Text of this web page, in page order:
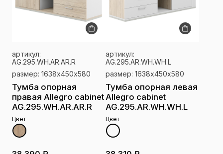
артикул:
AG.295.WH.AR.AR.R
размер: 1638х450х580
Тумба опорная
правая Allegro cabinet
AG.295.WH.AR.AR.R
Цвет
артикул:
AG.295.AR.WH.WH.L
размер: 1638х450х580
Тумба опорная левая
Allegro cabinet
AG.295.AR.WH.WH.L
Цвет